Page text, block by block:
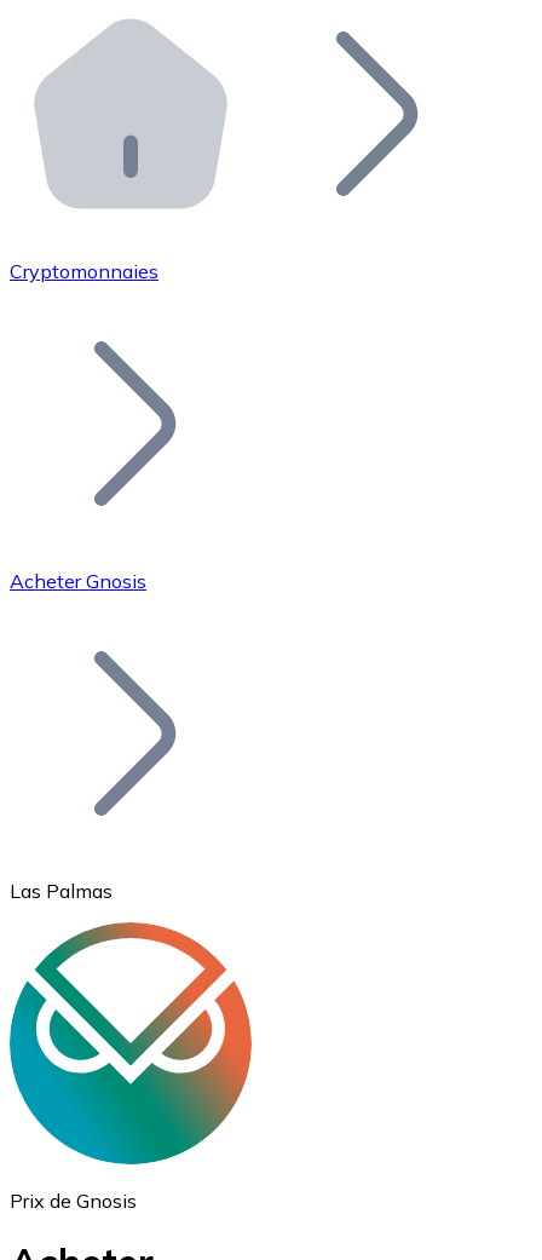
Distributeurs automatiques Bitnovo
Intégrez un ATM Bitnovo dans votre entreprise et
API Bitnovo
Intégrez notre API dans votre écosystème.
Rejoignez notre réseau de distributeurs et
Ajoutez le token de votre projet à notre service
Bitcoin
Ethereum
ETH
Cryptomonnaies
Acheter Gnosis
Las Palmas
Prix de Gnosis